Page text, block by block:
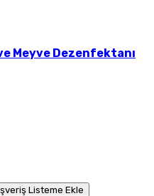
Meyve Dezenfektanı
Listeme Ekle